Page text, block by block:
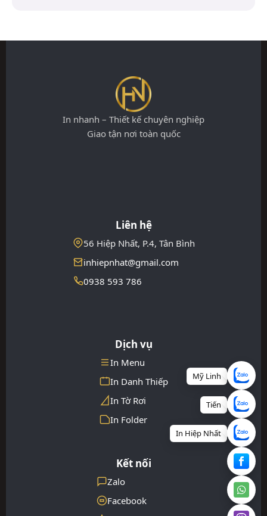
In nhanh – Thiết kế chuyên nghiệp
Giao tận nơi toàn quốc
Liên hệ
56 Hiệp Nhất, P.4, Tân Bình
inhiepnhat@gmail.com
0938 593 786
Dịch vụ
In Menu
In Danh Thiếp
In Tờ Rơi
In Folder
Kết nối
Zalo
Facebook
Mỹ Linh
Tiến
In Hiệp Nhất